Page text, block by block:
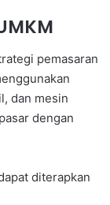
pemasaran
dan mesin
dengan
diterapkan